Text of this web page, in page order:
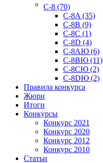
C-8 (70)
C-8A (35)
C-8B (9)
C-8C (1)
C-8D (4)
C-8AЮ (6)
C-8BЮ (11)
C-8CЮ (2)
C-8DЮ (2)
Правила конкурса
Жюри
Итоги
Конкурсы
Конкурс 2021
Конкурс 2020
Конкурс 2012
Конкурс 2010
Статьи